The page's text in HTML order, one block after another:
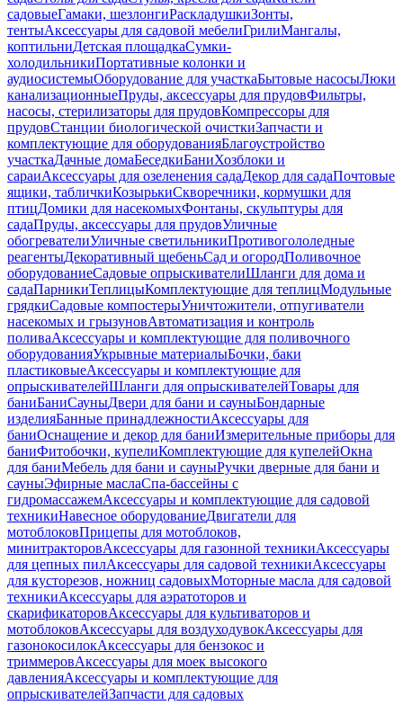
садовыеГамаки, шезлонгиРаскладушкиЗонты,
тентыАксессуары для садовой мебелиГрилиМангалы,
коптильниДетская площадкаСумки-
холодильникиПортативные колонки и
аудиосистемыОборудование для участкаБытовые насосыЛюки
канализационныеПруды, аксессуары для прудовФильтры,
насосы, стерилизаторы для прудовКомпрессоры для
прудовСтанции биологической очисткиЗапчасти и
комплектующие для оборудованияБлагоустройство
участкаДачные домаБеседкиБаниХозблоки и
сараиАксессуары для озеленения садаДекор для садаПочтовые
ящики, табличкиКозырькиСкворечники, кормушки для
птицДомики для насекомыхФонтаны, скульптуры для
садаПруды, аксессуары для прудовУличные
обогревателиУличные светильникиПротивогололедные
реагентыДекоративный щебеньСад и огородПоливочное
оборудованиеСадовые опрыскивателиШланги для дома и
садаПарникиТеплицыКомплектующие для теплицМодульные
грядкиСадовые компостерыУничтожители, отпугиватели
насекомых и грызуновАвтоматизация и контроль
поливаАксессуары и комплектующие для поливочного
оборудованияУкрывные материалыБочки, баки
пластиковыеАксессуары и комплектующие для
опрыскивателейШланги для опрыскивателейТовары для
баниБаниСауныДвери для бани и сауныБондарные
изделияБанные принадлежностиАксессуары для
баниОснащение и декор для баниИзмерительные приборы для
баниФитобочки, купелиКомплектующие для купелейОкна
для баниМебель для бани и сауныРучки дверные для бани и
сауныЭфирные маслаСпа-бассейны с
гидромассажемАксессуары и комплектующие для садовой
техникиНавесное оборудованиеДвигатели для
мотоблоковПрицепы для мотоблоков,
минитракторовАксессуары для газонной техникиАксессуары
для цепных пилАксессуары для садовой техникиАксессуары
для кусторезов, ножниц садовыхМоторные масла для садовой
техникиАксессуары для аэратоторов и
скарификаторовАксессуары для культиваторов и
мотоблоковАксессуары для воздуходувокАксессуары для
газонокосилокАксессуары для бензокос и
триммеровАксессуары для моек высокого
давленияАксессуары и комплектующие для
опрыскивателейЗапчасти для садовых